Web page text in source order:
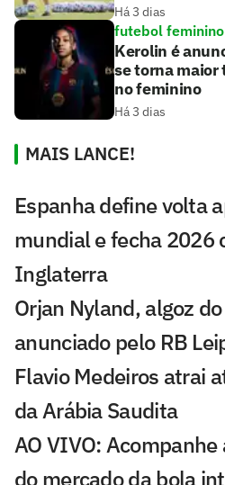
Há 3 dias
futebol feminino
Kerolin é
se torna
no feminino
Há 3 dias
MAIS LANCE!
Espanha define volta
mundial e fecha 2026
Inglaterra
Orjan Nyland, algoz
anunciado pelo RB
Flavio Medeiros atrai
da Arábia Saudita
AO VIVO:
do mercado da bola